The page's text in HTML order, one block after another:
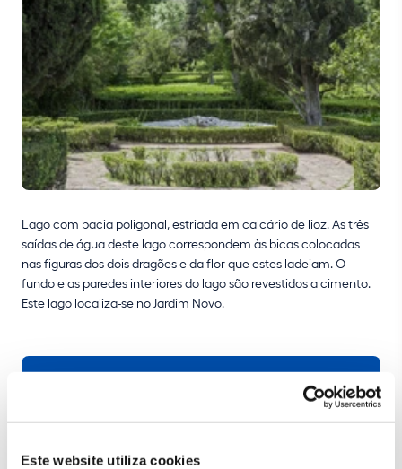
Este website utiliza cookies
Lago com bacia poligonal, estriada em calcário de lioz. As três
saídas de água deste lago correspondem às bicas colocadas
nas figuras dos dois dragões e da flor que estes ladeiam. O
fundo e as paredes interiores do lago são revestidos a cimento.
Este lago localiza-se no Jardim Novo.
COMPRAR BILHETE